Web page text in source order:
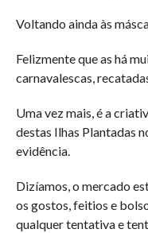
Voltando ainda às
Felizmente que as há
carnavalescas,
Uma vez mais, é a
destas Ilhas Plantadas
evidência.
Dizíamos, o mercado
os gostos, feitios e
qualquer tentativa e